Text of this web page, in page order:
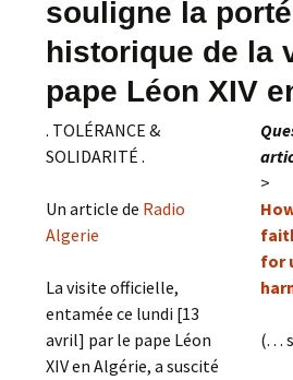
souligne la
historique de la
pape Léon XIV
. TOLÉRANCE &
SOLIDARITÉ .
Un article de Radio
Algerie
La visite officielle,
entamée ce lundi [13
avril] par le pape Léon
XIV en Algérie, a suscité
>
for
(. . .